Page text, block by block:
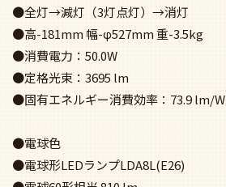
●全灯→減灯（3灯点灯）→消灯
●高-181mm 幅-φ527mm 重-3.5kg
●消費電力：50.0W
●定格光束：3695 lm
●固有エネルギー消費効率：73.9 lm/W
●電球色
●電球形LEDランプLDA8L(E26)